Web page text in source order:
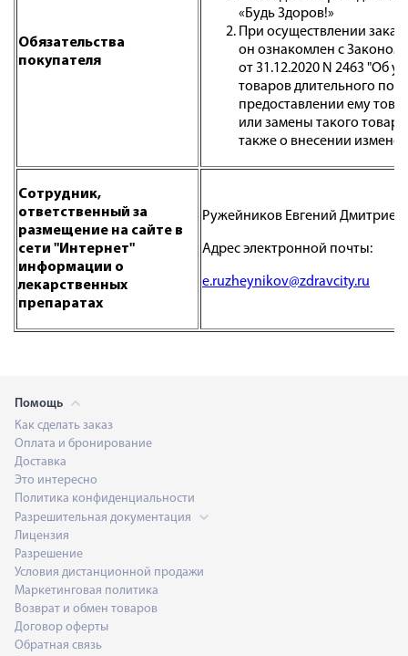
Обязательства
покупателя
«Будь Здоров!»
При осуществлении
он ознакомлен с Законом
от 31.12.2020 N 2463 "Об
товаров длительного
предоставлении ему
или замены такого
также о внесении
Сотрудник,
ответственный за
размещение на сайте в
сети "Интернет"
информации о
лекарственных
препаратах
Ружейников Евгений
Адрес электронной почты:
e.ruzheynikov@zdravcity.ru
Помощь
Как сделать заказ
Оплата и бронирование
Доставка
Это интересно
Политика конфиденциальности
Разрешительная документация
Лицензия
Разрешение
Условия дистанционной продажи
Маркетинговая политика
Возврат и обмен товаров
Договор оферты
Обратная связь